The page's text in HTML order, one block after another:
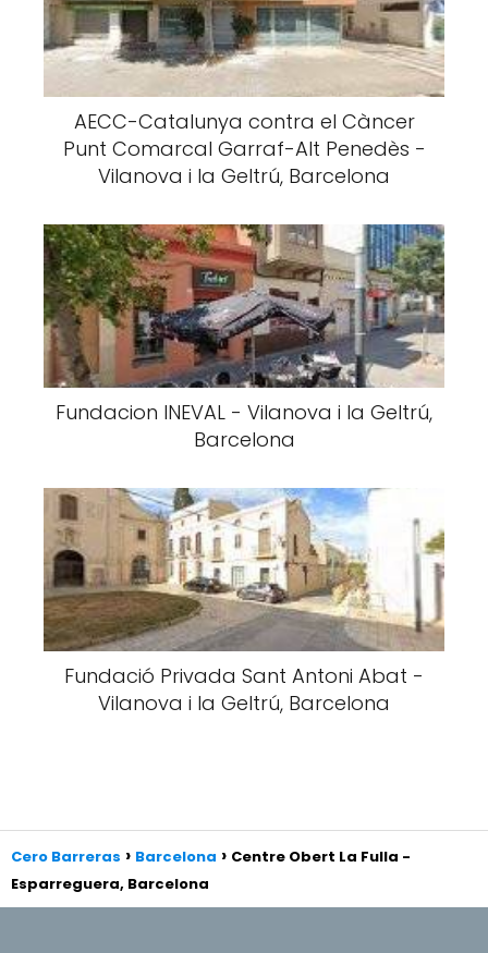
AECC-Catalunya contra el Càncer
Punt Comarcal Garraf-Alt Penedès -
Vilanova i la Geltrú, Barcelona
Fundacion INEVAL - Vilanova i la Geltrú,
Barcelona
Fundació Privada Sant Antoni Abat -
Vilanova i la Geltrú, Barcelona
Cero Barreras Barcelona
Centre Obert La Fulla -
Esparreguera, Barcelona